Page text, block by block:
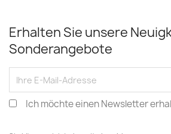
Erhalten Sie unsere
Sonderangebote
Ich möchte einen Newsletter